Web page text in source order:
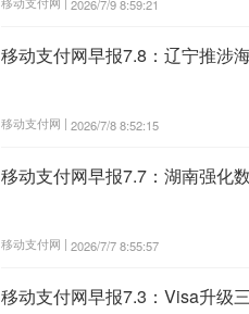
2026/7/9 8:59:21
移动支付网早报7.8：辽宁推涉
移动支付网 | 2026/7/8 8:52:15
移动支付网早报7.7：湖南强化
移动支付网 | 2026/7/7 8:55:57
移动支付网早报7.3：Visa升级